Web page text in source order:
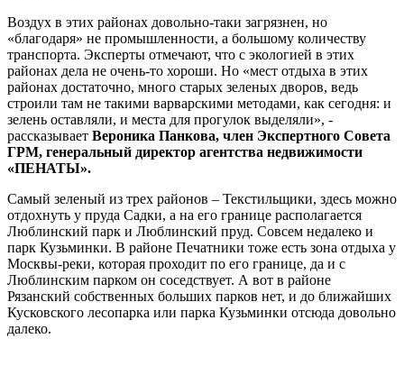
Воздух в этих районах довольно-таки загрязнен, но
«благодаря» не промышленности, а большому количеству
транспорта. Эксперты отмечают, что с экологией в этих
районах дела не очень-то хороши. Но «мест отдыха в этих
районах достаточно, много старых зеленых дворов, ведь
строили там не такими варварскими методами, как сегодня: и
зелень оставляли, и места для прогулок выделяли», -
рассказывает Вероника Панкова, член Экспертного Совета
ГРМ, генеральный директор агентства недвижимости
«ПЕНАТЫ».
Самый зеленый из трех районов – Текстильщики, здесь можно
отдохнуть у пруда Садки, а на его границе располагается
Люблинский парк и Люблинский пруд. Совсем недалеко и
парк Кузьминки. В районе Печатники тоже есть зона отдыха у
Москвы-реки, которая проходит по его границе, да и с
Люблинским парком он соседствует. А вот в районе
Рязанский собственных больших парков нет, и до ближайших
Кусковского лесопарка или парка Кузьминки отсюда довольно
далеко.